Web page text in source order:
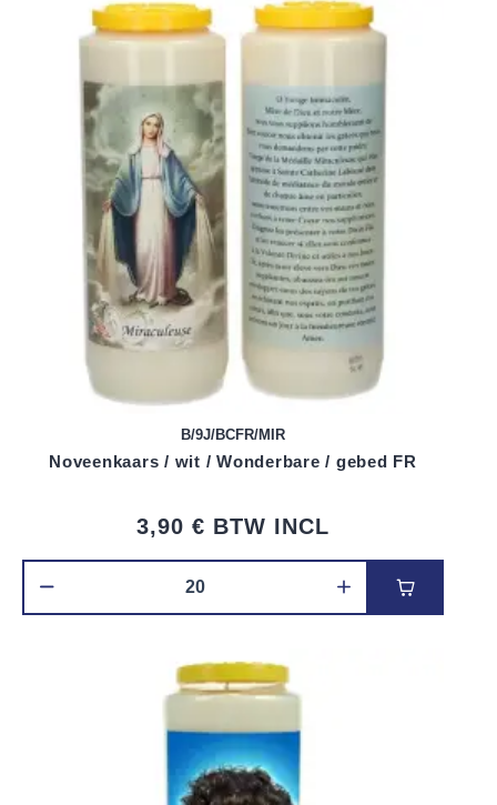
B/9J/BCFR/MIR
Noveenkaars / wit / Wonderbare / gebed FR
3,90 € BTW INCL
Voeg toe